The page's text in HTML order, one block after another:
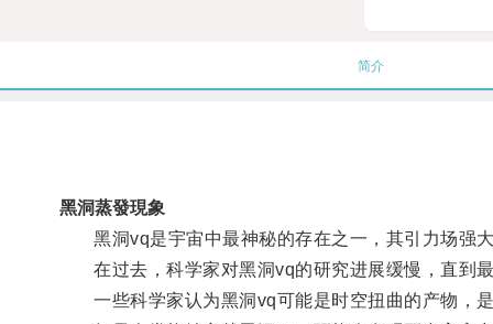
简介
黑洞蒸發現象
黑洞vq是宇宙中最神秘的存在之一，其引力场强大
在过去，科学家对黑洞vq的研究进展缓慢，直到最
一些科学家认为黑洞vq可能是时空扭曲的产物，是